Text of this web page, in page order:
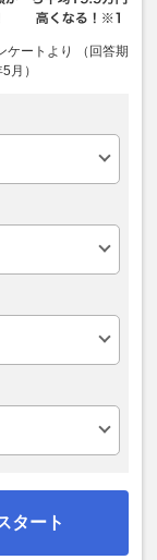
“ホンダを背負いし者
ツい首位攻防。
ARTAはタイヤチョイ
ートより （回答期
月）
タート